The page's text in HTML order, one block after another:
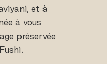
et à
à vous
préservée